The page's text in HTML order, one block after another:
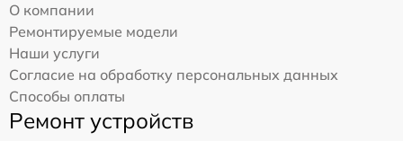
О компании
Ремонтируемые модели
Наши услуги
Согласие на обработку персональных данных
Способы оплаты
Ремонт устройств